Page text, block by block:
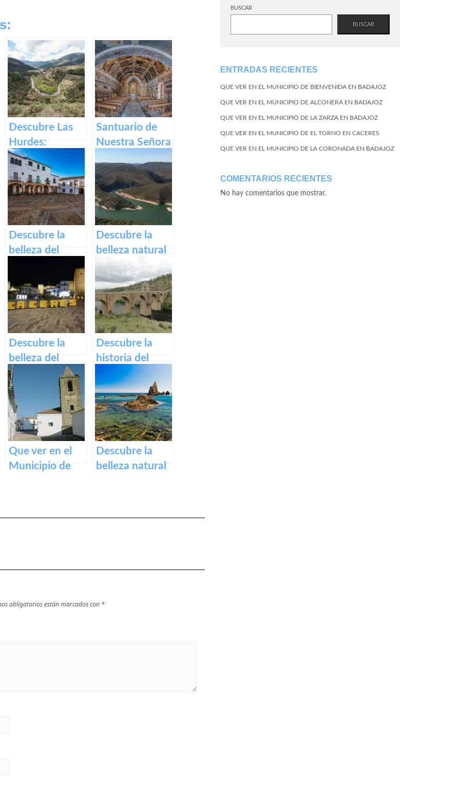
Descubre Las
Hurdes:
Naturaleza
salvaje y
rincones
ocultos en
Cáceres
Santuario de
Nuestra Señora
del Ara:
Historia,
devoción y
turismo en
España
Descubre la
belleza del
de Zafra: su
patrimonio en
un paseo por la
historia
Descubre la
belleza natural
del Parque
Nacional de
Monfragüe en
Cáceres – Guía
completa de
actividades y
excursiones
Descubre la
belleza del
Casco Histórico
de Cáceres:
turismo cultural
en tu próxima
visita
Descubre la
historia del
impresionante
Puente Romano
de Alcántara
Que ver en el
Municipio de
Descubre la
belleza natural
obligatorios están marcados con *
BUSCAR
BUSCAR
ENTRADAS RECIENTES
QUE VER EN EL MUNICIPIO DE BIENVENIDA EN BADAJOZ
QUE VER EN EL MUNICIPIO DE ALCONERA EN BADAJOZ
QUE VER EN EL MUNICIPIO DE LA ZARZA EN BADAJOZ
QUE VER EN EL MUNICIPIO DE EL TORNO EN CACERES
QUE VER EN EL MUNICIPIO DE LA CORONADA EN BADAJOZ
COMENTARIOS RECIENTES
No hay comentarios que mostrar.